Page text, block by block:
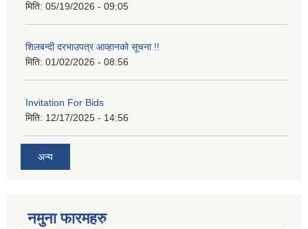
मिति: 05/19/2026 - 09:05
शिलबन्दी दरभाउपत्र आव्हानको सूचना !!
मिति: 01/02/2026 - 08:56
Invitation For Bids
मिति: 12/17/2025 - 14:56
अन्य
नमुना फारमहरु